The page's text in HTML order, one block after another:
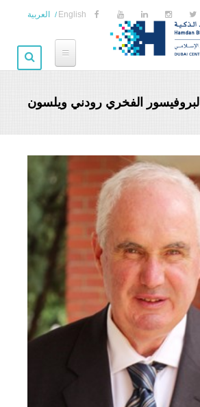
العربية English
البروفيسور الفخري رودني ويلسون